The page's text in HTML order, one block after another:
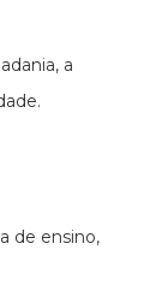
a
de ensino,